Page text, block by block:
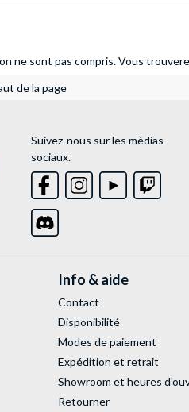
ne sont pas compris.Vous
de la page
Suivez-nous sur les médias
sociaux.
Info & aide
Contact
Disponibilité
Modes de paiement
Expédition et retrait
Showroom et heures
Retourner